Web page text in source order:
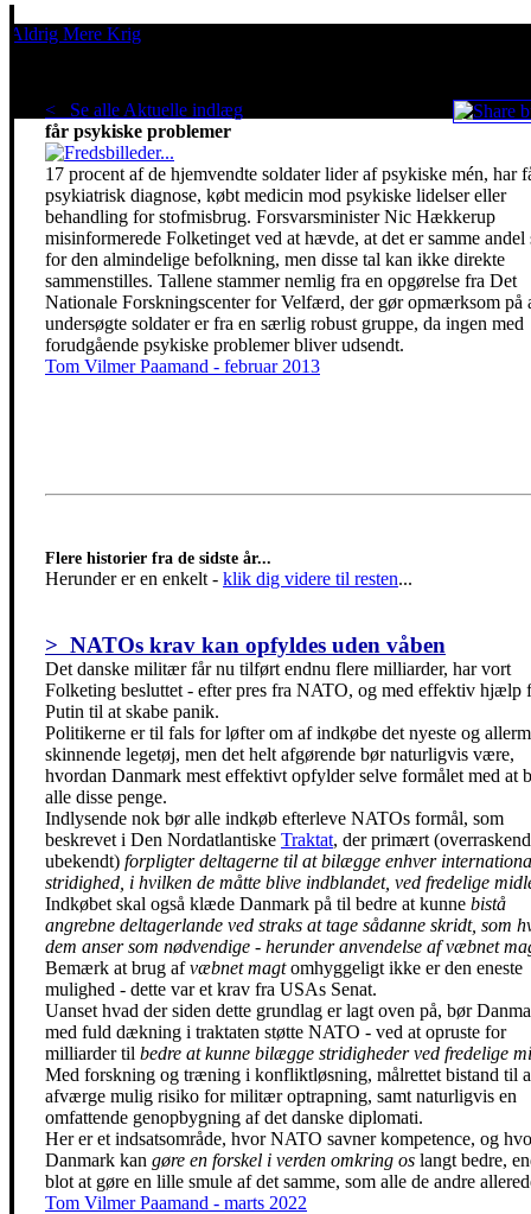
Aldrig Mere Krig
< Se alle Aktuelle indlæg
får psykiske problemer
17 procent af de hjemvendte soldater lider af psykiske mén, har
psykiatrisk diagnose, købt medicin mod psykiske lidelser eller
behandling for stofmisbrug. Forsvarsminister Nic Hækkerup
misinformerede Folketinget ved at hævde, at det er samme andel
for den almindelige befolkning, men disse tal kan ikke direkte
sammenstilles. Tallene stammer nemlig fra en opgørelse fra Det
Nationale Forskningscenter for Velfærd, der gør opmærksom på
undersøgte soldater er fra en særlig robust gruppe, da ingen med
forudgående psykiske problemer bliver udsendt.
Tom Vilmer Paamand - februar 2013
Flere historier fra de sidste år...
Herunder er en enkelt - klik dig videre til resten...
> NATOs krav kan opfyldes uden våben
Det danske militær får nu tilført endnu flere milliarder, har vort
Folketing besluttet - efter pres fra NATO, og med effektiv hjælp
Putin til at skabe panik.
Politikerne er til fals for løfter om af indkøbe det nyeste og
skinnende legetøj, men det helt afgørende bør naturligvis være,
hvordan Danmark mest effektivt opfylder selve formålet med at
alle disse penge.
Indlysende nok bør alle indkøb efterleve NATOs formål, som
beskrevet i Den Nordatlantiske Traktat, der primært
ubekendt) forpligter deltagerne til at bilægge enhver
stridighed, i hvilken de måtte blive indblandet, ved fredelige
Indkøbet skal også klæde Danmark på til bedre at kunne bistå
angrebne deltagerlande ved straks at tage sådanne skridt, som
dem anser som nødvendige - herunder anvendelse af væbnet
Bemærk at brug afvæbnet magtomhyggeligt ikke er den eneste
mulighed - dette var et krav fra USAs Senat.
Uanset hvad der siden dette grundlag er lagt oven på, bør
med fuld dækning i traktaten støtte NATO - ved at opruste for
milliarder til bedre at kunne bilægge stridigheder ved fredelige
Med forskning og træning i konfliktløsning, målrettet bistand til
afværge mulig risiko for militær optrapning, samt naturligvis en
omfattende genopbygning af det danske diplomati.
Her er et indsatsområde, hvor NATO savner kompetence, og
Danmark kan gøre en forskel i verden omkring os langt bedre,
blot at gøre en lille smule af det samme, som alle de andre
Tom Vilmer Paamand - marts 2022